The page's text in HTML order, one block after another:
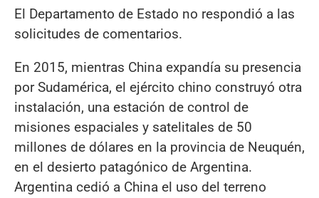
El Departamento de Estado no respondió a las
solicitudes de comentarios.
En 2015, mientras China expandía su presencia
por Sudamérica, el ejército chino construyó otra
instalación, una estación de control de
misiones espaciales y satelitales de 50
millones de dólares en la provincia de Neuquén,
en el desierto patagónico de Argentina.
Argentina cedió a China el uso del terreno